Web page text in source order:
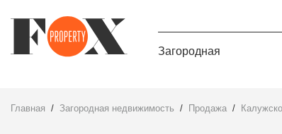
Загородная
Главная Загородная недвижимость Продажа